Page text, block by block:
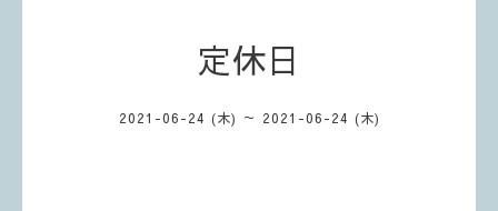
定休日
2021-06-24 (木) ～ 2021-06-24 (木)